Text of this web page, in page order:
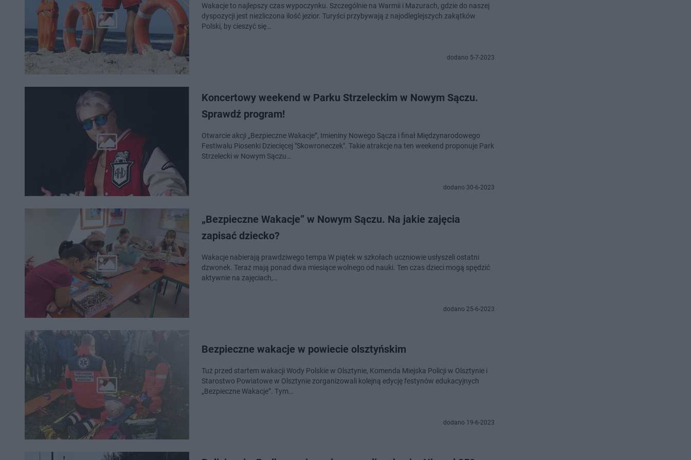
Wakacje to najlepszy czas wypoczynku. Szczególnie na Warmii i Mazurach, gdzie do naszej
dyspozycji jest niezliczona ilość jezior. Turyści przybywają z najodleglejszych zakątków
Polski, by cieszyć się…
dodano 5-7-2023
Koncertowy weekend w Parku Strzeleckim w Nowym Sączu.
Sprawdź program!
Otwarcie akcji „Bezpieczne Wakacje”, Imieniny Nowego Sącza i finał Międzynarodowego
Festiwalu Piosenki Dziecięcej "Skowroneczek". Takie atrakcje na ten weekend proponuje Park
Strzelecki w Nowym Sączu…
dodano 30-6-2023
„Bezpieczne Wakacje” w Nowym Sączu. Na jakie zajęcia
zapisać dziecko?
Wakacje nabierają prawdziwego tempa W piątek w szkołach uczniowie usłyszeli ostatni
dzwonek. Teraz mają ponad dwa miesiące wolnego od nauki. Ten czas dzieci mogą spędzić
aktywnie na zajęciach,…
dodano 25-6-2023
Bezpieczne wakacje w powiecie olsztyńskim
Tuż przed startem wakacji Wody Polskie w Olsztynie, Komenda Miejska Policji w Olsztynie i
Starostwo Powiatowe w Olsztynie zorganizowali kolejną edycję festynów edukacyjnych
„Bezpieczne Wakacje”. Tym…
dodano 19-6-2023